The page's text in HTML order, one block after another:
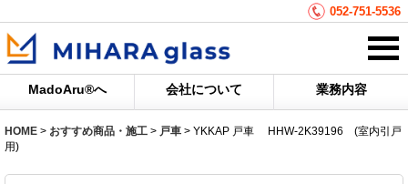
052-751-5536
MadoAru®へ 会社について 業務内容
HOME > おすすめ商品・施工 > 戸車 > YKKAP 戸車 HHW-2K39196 (室内引戸
用)